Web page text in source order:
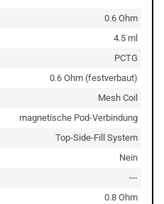
0.6 Ohm
4.5 ml
PCTG
0.6 Ohm (festverbaut)
Mesh Coil
magnetische Pod-Verbindung
Top-Side-Fill System
Nein
---
0.8 Ohm